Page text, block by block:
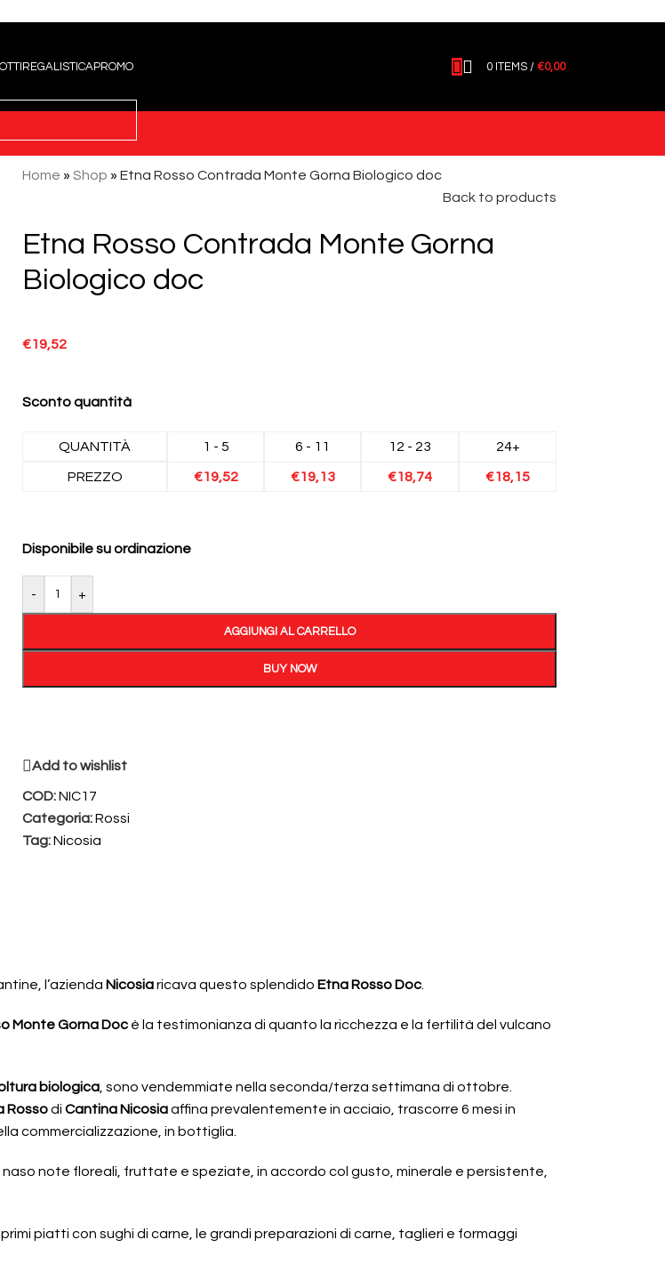
REGALISTICAPROMO 0 ITEMS / €0,00
Home » Shop » Etna Rosso Contrada Monte Gorna Biologico doc
Back to products
Etna Rosso Contrada Monte Gorna
Biologico doc
€19,52
Sconto quantità
QUANTITÀ 1 - 5 6 - 11 12 - 23 24+
PREZZO €19,52 €19,13 €18,74 €18,15
Disponibile su ordinazione
- +
AGGIUNGI AL CARRELLO
BUY NOW
Add to wishlist
COD:NIC17
Categoria:Rossi
Tag:Nicosia
l’azienda Nicosiaricava questo splendido Etna Rosso Doc
Monte Gorna Doc è la testimonianza di quanto la ricchezza e la fertilità del vulcano
biologica , sono vendemmiate nella seconda/terza settimana di ottobre.
Rossodi Cantina Nicosiaaffina prevalentemente in acciaio, trascorre 6 mesi in
commercializzazione, in bottiglia.
naso note floreali, fruttate e speziate, in accordo col gusto, minerale e persistente,
piatti con sughi di carne, le grandi preparazioni di carne, taglieri e formaggi